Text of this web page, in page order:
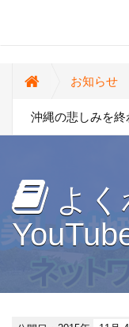
お知らせ
沖縄の悲しみを終
よ